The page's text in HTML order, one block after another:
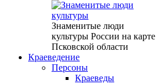
Знаменитые люди
культуры России на карте
Псковской области
Краеведение
Персоны
Краеведы